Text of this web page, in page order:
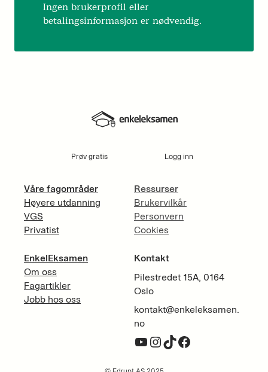
Ingen brukerprofil eller
betalingsinformasjon er nødvendig.
Prøv gratis Logg inn
Våre fagområder
Høyere utdanning
VGS
Privatist
EnkelEksamen
Om oss
Fagartikler
Jobb hos oss
Ressurser
Brukervilkår
Personvern
Cookies
Kontakt
Pilestredet 15A, 0164
Oslo
kontakt@enkeleksamen.
no
YouTube InstagramTikTok Facebook